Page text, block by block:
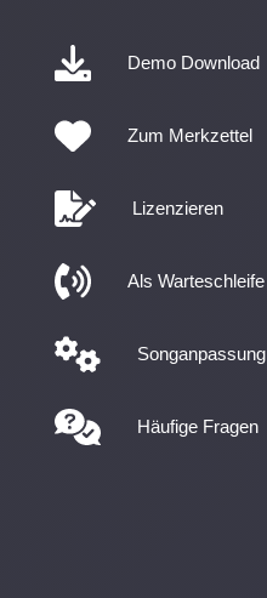
Demo Download
Zum Merkzettel
Lizenzieren
Als Warteschleife
Songanpassung
Häufige Fragen